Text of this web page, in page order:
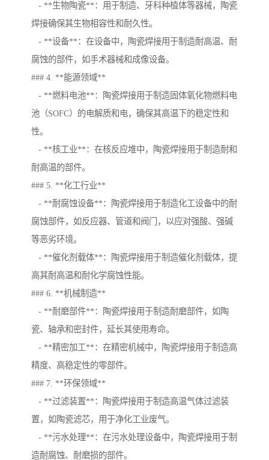
- **生物陶瓷**：用于制造、牙科种植体等器械，陶瓷
焊接确保其生物相容性和耐久性。
- **设备**：在设备中，陶瓷焊接用于制造耐高温、耐
腐蚀的部件，如手术器械和成像设备。
### 4. **能源领域**
- **燃料电池**：陶瓷焊接用于制造固体氧化物燃料电
池（SOFC）的电解质和电，确保其高温下的稳定性和
性。
- **核工业**：在核反应堆中，陶瓷焊接用于制造耐和
耐高温的部件。
### 5. **化工行业**
- **耐腐蚀设备**：陶瓷焊接用于制造化工设备中的耐
腐蚀部件，如反应器、管道和阀门，以应对强酸、强碱
等恶劣环境。
- **催化剂载体**：陶瓷焊接用于制造催化剂载体，提
高其耐高温和耐化学腐蚀性能。
### 6. **机械制造**
- **耐磨部件**：陶瓷焊接用于制造耐磨部件，如陶
瓷、轴承和密封件，延长其使用寿命。
- **精密加工**：在精密机械中，陶瓷焊接用于制造高
精度、高稳定性的零部件。
### 7. **环保领域**
- **过滤装置**：陶瓷焊接用于制造高温气体过滤装
置，如陶瓷滤芯，用于净化工业废气。
- **污水处理**：在污水处理设备中，陶瓷焊接用于制
造耐腐蚀、耐磨损的部件。